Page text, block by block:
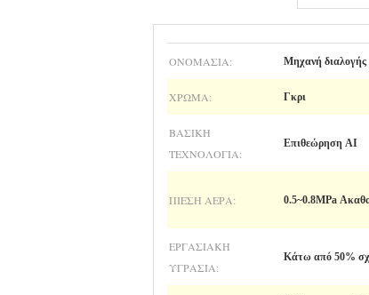
ΟΝΟΜΑΣΊΑ: Μηχανή
ΧΡΏΜΑ: Γκρι
ΒΑΣΙΚΉ
ΤΕΧΝΟΛΟΓΊΑ:
Επιθεώρηση AI
ΠΊΕΣΗ ΑΈΡΑ: 0.5~0.8MPa
ΕΡΓΑΣΙΑΚΉ
ΥΓΡΑΣΊΑ:
Κάτω από 50%